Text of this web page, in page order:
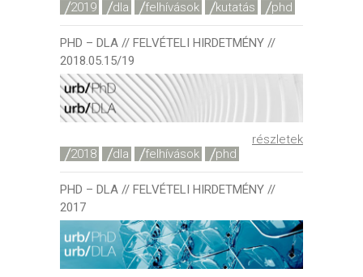
2019
dla felhívások kutatás phd
PHD – DLA // FELVÉTELI HIRDETMÉNY //
2018.05.15/19
részletek
2018
dla felhívások phd
PHD – DLA // FELVÉTELI HIRDETMÉNY //
2017